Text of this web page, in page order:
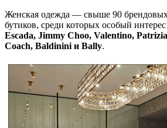
Женская одежда — свыше 90
бутиков, среди которых особый
Escada, Jimmy Choo, Valentino, Patrizia
Coach, Baldinini и Bally.